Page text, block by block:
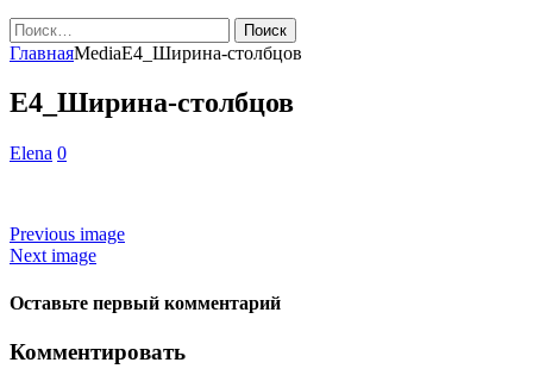
Найти:
ГлавнаяMediaЕ4_Ширина-столбцов
Е4_Ширина-столбцов
Elena 0
Previous image
Next image
Оставьте первый комментарий
Комментировать